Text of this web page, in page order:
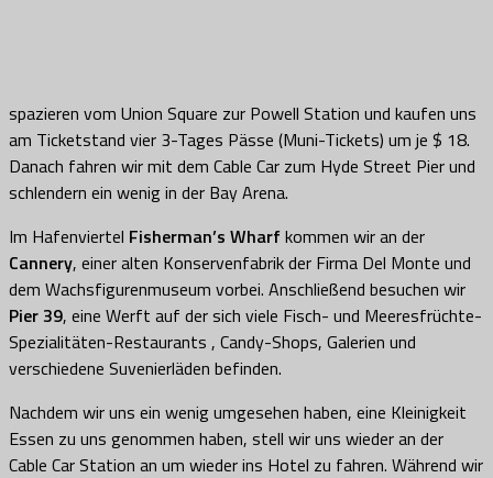
spazieren vom Union Square zur Powell Station und kaufen uns
am Ticketstand vier 3-Tages Pässe (Muni-Tickets) um je $ 18.
Danach fahren wir mit dem Cable Car zum Hyde Street Pier und
schlendern ein wenig in der Bay Arena.
Im Hafenviertel Fisherman’s Wharfkommen wir an der
Cannery, einer alten Konservenfabrik der Firma Del Monte und
dem Wachsfigurenmuseum vorbei. Anschließend besuchen wir
Pier 39, eine Werft auf der sich viele Fisch- und Meeresfrüchte-
Spezialitäten-Restaurants , Candy-Shops, Galerien und
verschiedene Suvenierläden befinden.
Nachdem wir uns ein wenig umgesehen haben, eine Kleinigkeit
Essen zu uns genommen haben, stell wir uns wieder an der
Cable Car Station an um wieder ins Hotel zu fahren. Während wir